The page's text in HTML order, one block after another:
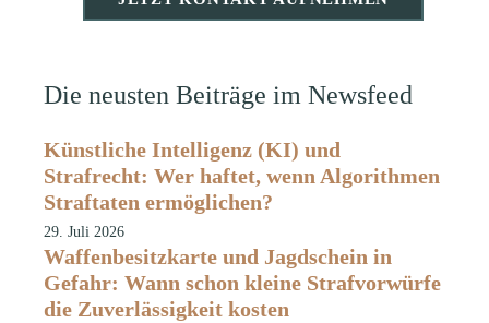
Die neusten Beiträge im Newsfeed
Künstliche Intelligenz (KI) und
Strafrecht: Wer haftet, wenn Algorithmen
Straftaten ermöglichen?
29. Juli 2026
Waffenbesitzkarte und Jagdschein in
Gefahr: Wann schon kleine Strafvorwürfe
die Zuverlässigkeit kosten